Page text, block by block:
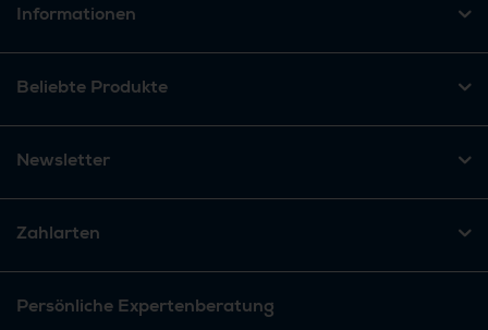
Informationen
Beliebte Produkte
Newsletter
Zahlarten
Persönliche Expertenberatung